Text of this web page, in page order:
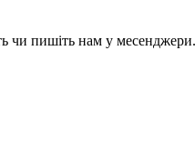
чи пишіть нам у